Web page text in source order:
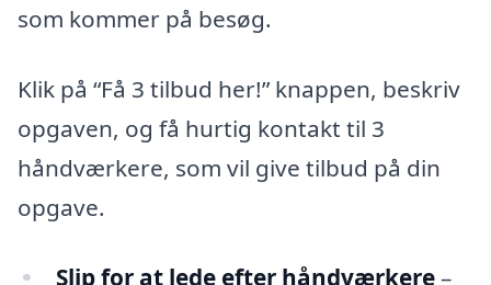
som kommer på besøg.
Klik på “Få 3 tilbud her!” knappen, beskriv
opgaven, og få hurtig kontakt til 3
håndværkere, som vil give tilbud på din
opgave.
Slip for at lede efter håndværkere–